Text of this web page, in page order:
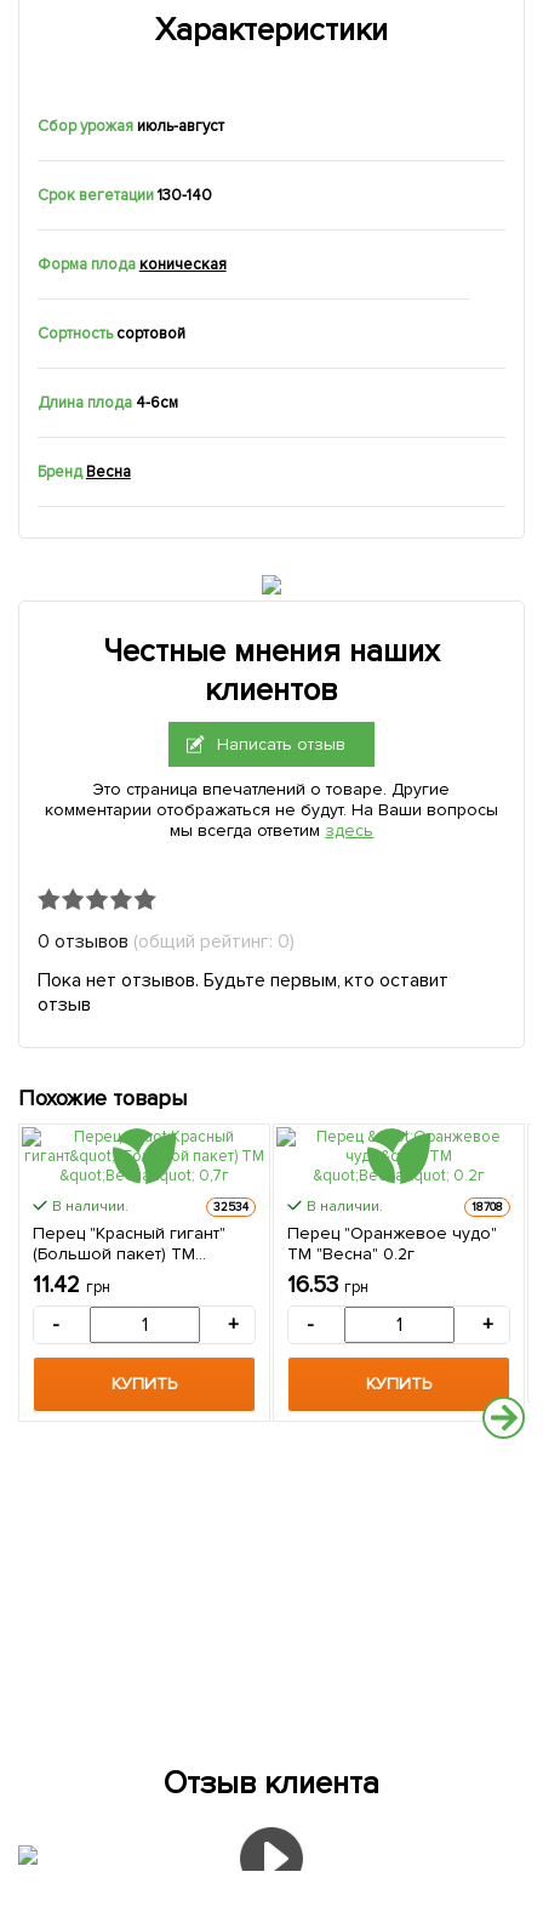
Характеристики
Сбор урожаяиюль-август
Срок вегетации 130-140
Форма плодаконическая
Сортность сортовой
Длина плода 4-6см
БрендВесна
Честные мнения наших
клиентов
Написать отзыв
Это страница впечатлений о товаре. Другие
комментарии отображаться не будут. На Ваши вопросы
мы всегда ответим здесь
0 отзывов (общий рейтинг: 0)
Пока нет отзывов. Будьте первым, кто оставит
отзыв
Похожие товары
В наличии. 32534
Перец "Красный гигант"
(Большой пакет) ТМ
"Весна" 0,7г
11.42 грн
- +
КУПИТЬ
В наличии. 18708
Перец "Оранжевое чудо"
ТМ "Весна" 0.2г
16.53 грн
- +
КУПИТЬ
Отзыв клиента